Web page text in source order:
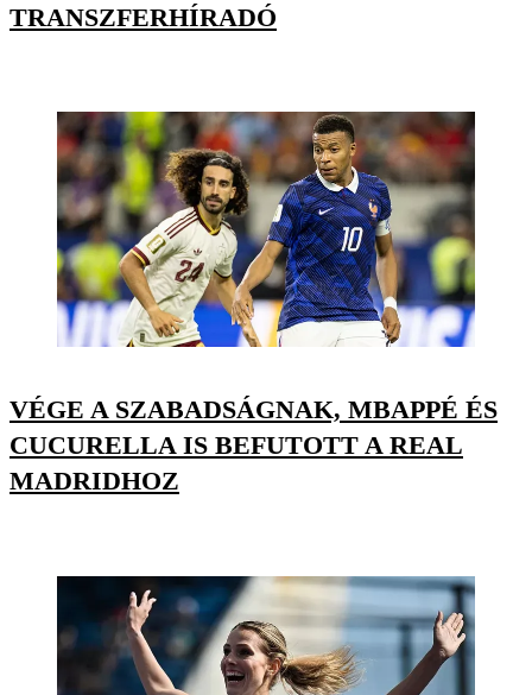
TRANSZFERHÍRADÓ
VÉGE A SZABADSÁGNAK, MBAPPÉ ÉS
CUCURELLA IS BEFUTOTT A REAL
MADRIDHOZ